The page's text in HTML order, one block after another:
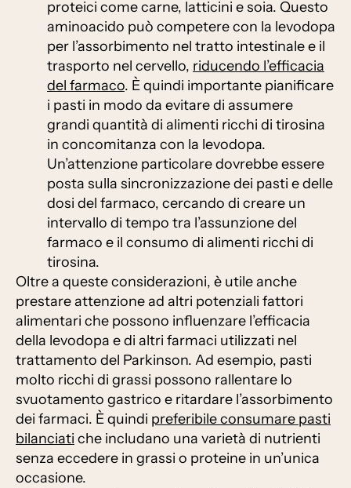
proteici come carne, latticini e soia. Questo
aminoacido può competere con la levodopa
per l’assorbimento nel tratto intestinale e il
trasporto nel cervello, riducendo l’efficacia
del farmaco. È quindi importante pianificare
i pasti in modo da evitare di assumere
grandi quantità di alimenti ricchi di tirosina
in concomitanza con la levodopa.
Un’attenzione particolare dovrebbe essere
posta sulla sincronizzazione dei pasti e delle
dosi del farmaco, cercando di creare un
intervallo di tempo tra l’assunzione del
farmaco e il consumo di alimenti ricchi di
tirosina.
Oltre a queste considerazioni, è utile anche
prestare attenzione ad altri potenziali fattori
alimentari che possono influenzare l’efficacia
della levodopa e di altri farmaci utilizzati nel
trattamento del Parkinson. Ad esempio, pasti
molto ricchi di grassi possono rallentare lo
svuotamento gastrico e ritardare l’assorbimento
dei farmaci. È quindi preferibile consumare pasti
bilanciati che includano una varietà di nutrienti
senza eccedere in grassi o proteine in un’unica
occasione.